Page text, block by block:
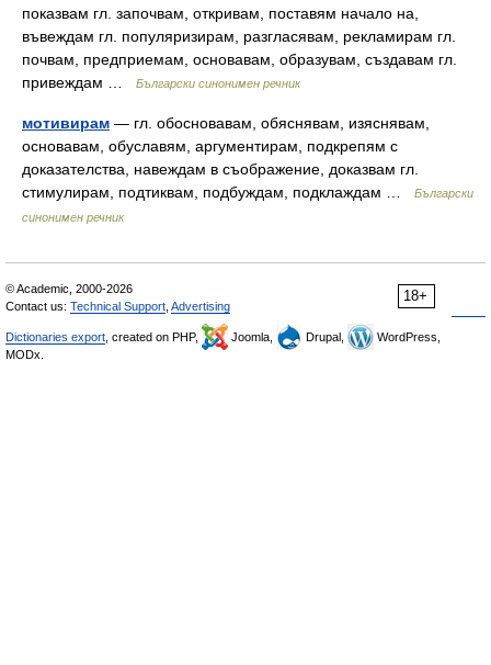
показвам гл. започвам, откривам, поставям начало на,
въвеждам гл. популяризирам, разгласявам, рекламирам гл.
почвам, предприемам, основавам, образувам, създавам гл.
привеждам …
Български синонимен речник
мотивирам — гл. обосновавам, обяснявам, изяснявам,
основавам, обуславям, аргументирам, подкрепям с
доказателства, навеждам в съображение, доказвам гл.
стимулирам, подтиквам, подбуждам, подклаждам …
Български
синонимен речник
18+
© Academic, 2000-2026
Contact us: Technical Support Advertising
Dictionaries export , created on PHP, Joomla, Drupal,
WordPress,
MODx.